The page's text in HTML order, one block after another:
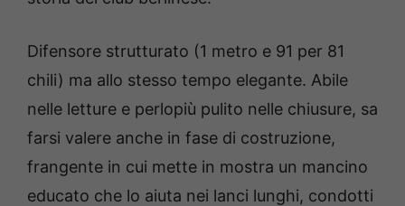
Difensore strutturato (1 metro e 91 per 81
chili) ma allo stesso tempo elegante. Abile
nelle letture e perlopiù pulito nelle chiusure, sa
farsi valere anche in fase di costruzione,
frangente in cui mette in mostra un mancino
educato che lo aiuta nei lanci lunghi, condotti